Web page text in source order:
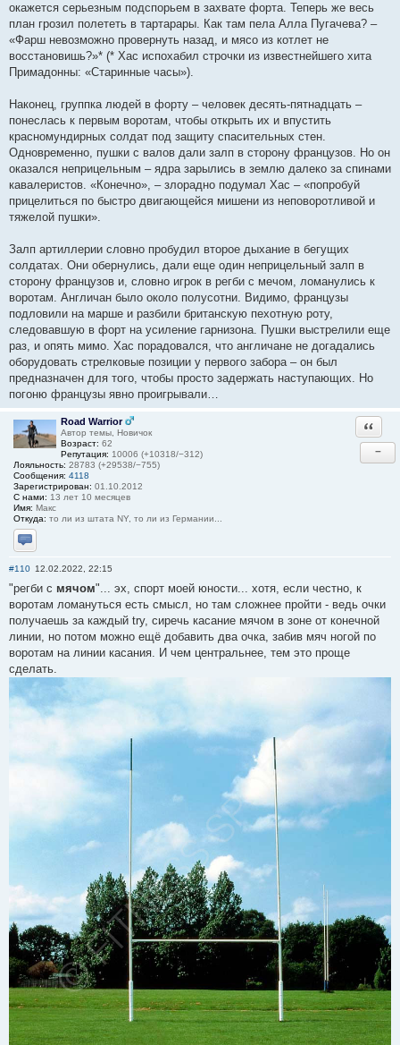
окажется серьезным подспорьем в захвате форта. Теперь же весь
план грозил полететь в тартарары. Как там пела Алла Пугачева? –
«Фарш невозможно провернуть назад, и мясо из котлет не
восстановишь?»* (* Хас испохабил строчки из известнейшего хита
Примадонны: «Старинные часы»).
Наконец, группка людей в форту – человек десять-пятнадцать –
понеслась к первым воротам, чтобы открыть их и впустить
красномундирных солдат под защиту спасительных стен.
Одновременно, пушки с валов дали залп в сторону французов. Но он
оказался неприцельным – ядра зарылись в землю далеко за спинами
кавалеристов. «Конечно», – злорадно подумал Хас – «попробуй
прицелиться по быстро двигающейся мишени из неповоротливой и
тяжелой пушки».
Залп артиллерии словно пробудил второе дыхание в бегущих
солдатах. Они обернулись, дали еще один неприцельный залп в
сторону французов и, словно игрок в регби с мечом, ломанулись к
воротам. Англичан было около полусотни. Видимо, французы
подловили на марше и разбили британскую пехотную роту,
следовавшую в форт на усиление гарнизона. Пушки выстрелили еще
раз, и опять мимо. Хас порадовался, что англичане не догадались
оборудовать стрелковые позиции у первого забора – он был
предназначен для того, чтобы просто задержать наступающих. Но
погоню французы явно проигрывали…
Road Warrior
Автор темы, Новичок
Возраст: 62
Репутация: 10006 (+10318/−312)
Лояльность: 28783 (+29538/−755)
Сообщения: 4118
Зарегистрирован: 01.10.2012
С нами: 13 лет 10 месяцев
Имя: Макс
Откуда: то ли из штата NY, то ли из Германии...
Отправить личное сообщение
−
#110 12.02.2022, 22:15
"регби с мячом"... эх, спорт моей юности... хотя, если честно, к
воротам ломануться есть смысл, но там сложнее пройти - ведь очки
получаешь за каждый try, сиречь касание мячом в зоне от конечной
линии, но потом можно ещё добавить два очка, забив мяч ногой по
воротам на линии касания. И чем центральнее, тем это проще
сделать.